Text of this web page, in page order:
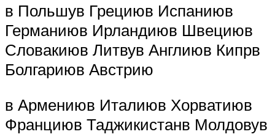
в Польшув Грециюв Испаниюв
Германиюв Ирландиюв Швециюв
Словакиюв Литвув Англиюв Кипрв
Болгариюв Австрию
в Армениюв Италиюв Хорватиюв
Франциюв Таджикистанв Молдовув